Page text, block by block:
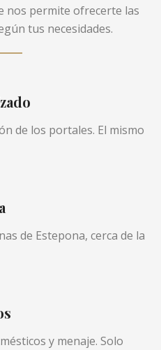
nos permite ofrecerte las
tus necesidades.
de los portales. El mismo
de Estepona, cerca de la
y menaje. Solo